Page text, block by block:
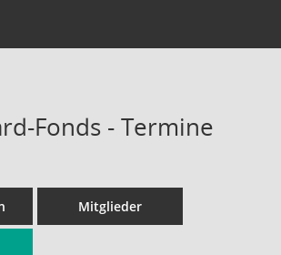
Fonds - Termine
Mitglieder